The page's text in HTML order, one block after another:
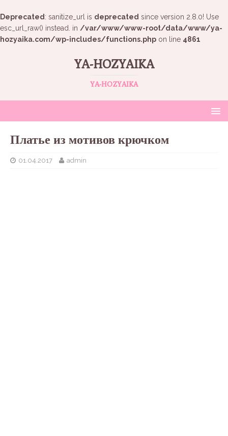
Deprecated : sanitize_url is deprecated since version 2.8.0! Use
esc_url_raw() instead. in /var/www/www-root/data/www/ya-
hozyaika.com/wp-includes/functions.php on line 4861
YA-HOZYAIKA
YA-HOZYAIKA
Платье из мотивов крючком
01.04.2017 admin